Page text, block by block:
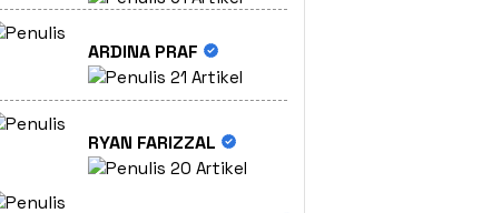
ARDINA PRAF
21 Artikel
RYAN FARIZZAL
20 Artikel